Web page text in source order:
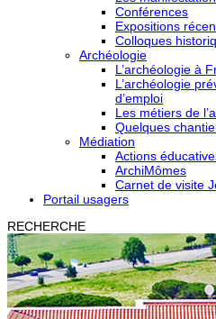
Conférences
Expositions
Colloques
Archéologie
L’archéologie à
L’archéologie
d’emploi
Les métiers de
Quelques
Médiation
Actions
ArchiMômes
Carnet de visite
Portail usagers
RECHERCHE